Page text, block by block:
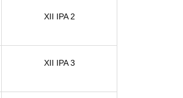
XII IPA 2
XII IPA 3